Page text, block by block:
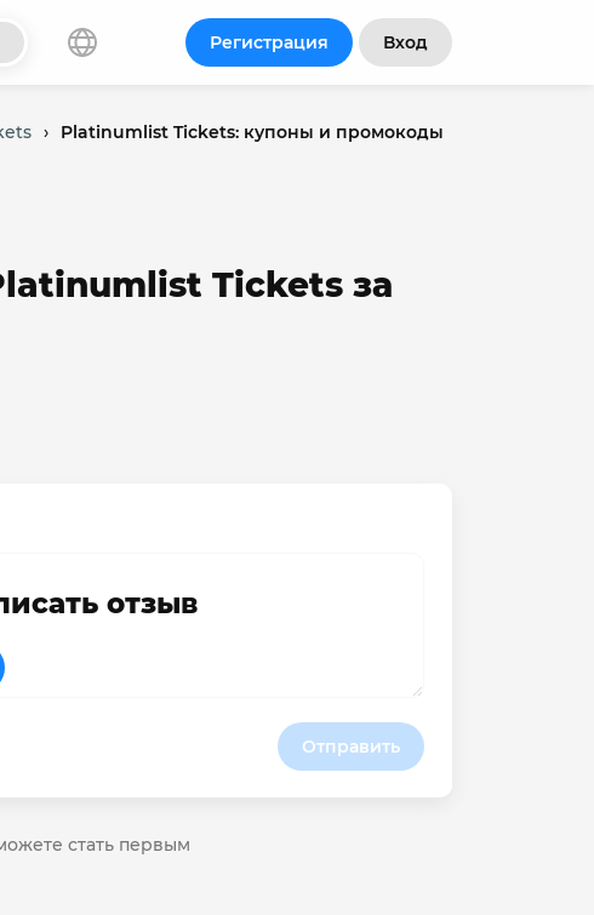
Регистрация Вход
›
Platinumlist Tickets: купоны и промокоды
Tickets за
Отправить
отзыв
стать первым